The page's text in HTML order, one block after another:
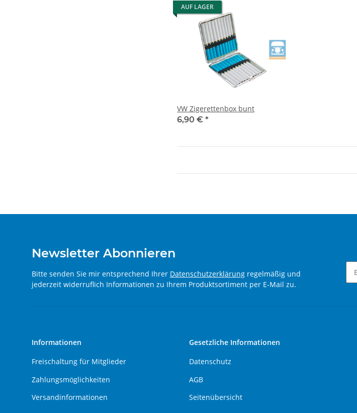
AUF LAGER
VW Zigerettenbox bunt
6,90 € *
Newsletter Abonnieren
Bitte senden Sie mir entsprechend Ihrer Datenschutzerklärung regelmäßig und
jederzeit widerruflich Informationen zu Ihrem Produktsortiment per E-Mail zu.
Informationen
Freischaltung für Mitglieder
Zahlungsmöglichkeiten
Versandinformationen
Gesetzliche Informationen
Datenschutz
AGB
Seitenübersicht